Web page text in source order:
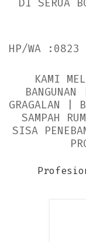
DI SERUA
HP/WA
KAMI
GRAGALAN |
SAMPAH
SISA